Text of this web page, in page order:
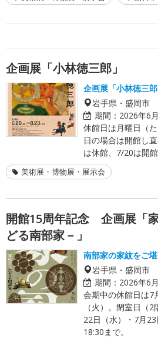
企画展「小林徳三郎」
企画展「小林徳三郎
岩手県・盛岡市
期間： 2026年6
休館日は月曜日（
日の場合は開館し
は休館、7/20は開
美術展・博物展・展示会
開館15周年記念 企画展「
どる南部家－」
南部家の家紋をご
岩手県・盛岡市
期間： 2026年6
会期中の休館日は7
（火）。閉室日（
22日（水）・7月
18:30まで。